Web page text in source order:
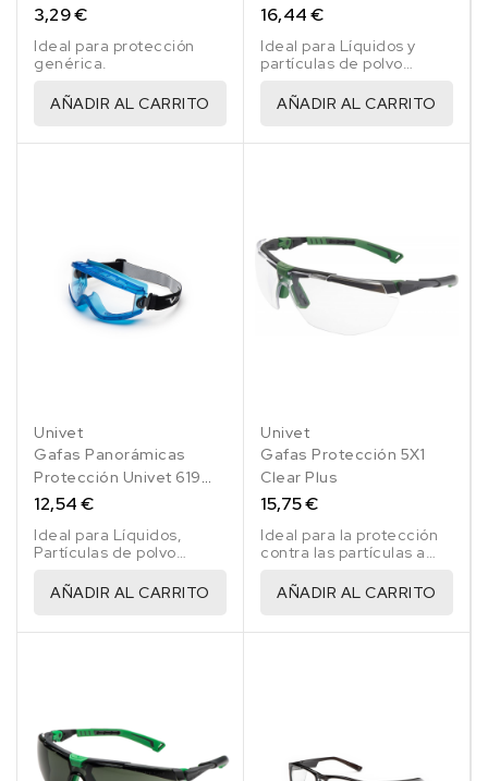
3,29 €
Ideal para protección
genérica.
AÑADIR AL CARRITO
Altas Prestaciones
16,44 €
Ideal para Líquidos y
partículas de polvo
AÑADIR AL CARRITO
Univet
Gafas Panorámicas
Protección Univet 619
Clear
12,54 €
Ideal para Líquidos,
Partículas de polvo
de polvo finas y metal
fundido y sólidos
AÑADIR AL CARRITO
Univet
Gafas Protección 5X1
Clear Plus
15,75 €
Ideal para la protección
contra las partículas a
energía 45 m/s T
Protección contra las
temperaturas"extremas.
AÑADIR AL CARRITO